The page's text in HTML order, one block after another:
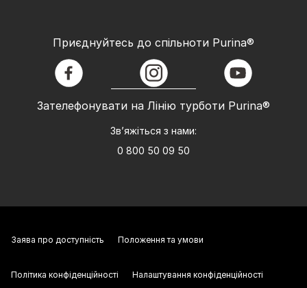
Зателефонувати на Лінію турботи Purina®
Зв’яжіться з нами:
0 800 50 09 50
Приєднуйтесь до спільноти Purina®
facebook instagram youtube
Заява про доступність Положення та умови
Політика конфіденційності Налаштування конфіденційності